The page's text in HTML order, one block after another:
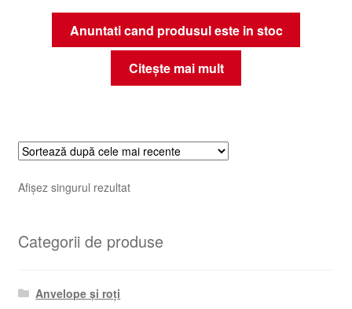
Anuntati cand produsul este in stoc
Citește mai mult
Afișez singurul rezultat
Categorii de produse
Anvelope și roți